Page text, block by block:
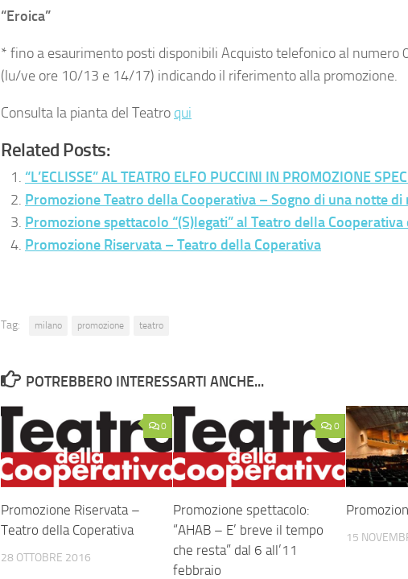
“Eroica”
* fino a esaurimento posti disponibili Acquisto telefonico al numero
(lu/ve ore 10/13 e 14/17) indicando il riferimento alla promozione.
Consulta la pianta del Teatro qui
Related Posts:
“L’ECLISSE” AL TEATRO ELFO PUCCINI IN PROMOZIONE
Promozione Teatro della Cooperativa – Sogno di una notte di
Promozione spettacolo “(S)legati” al Teatro della
Promozione Riservata – Teatro della Coperativa
Tag: milano promozione teatro
POTREBBERO INTERESSARTI ANCHE...
0
Promozione Riservata –
Teatro della Coperativa
28 OTTOBRE 2016
0
Promozione spettacolo:
“AHAB – E’ breve il tempo
che resta” dal 6 all’11
febbraio
15